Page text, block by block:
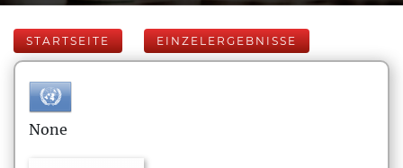
STARTSEITE EINZELERGEBNISSE
None